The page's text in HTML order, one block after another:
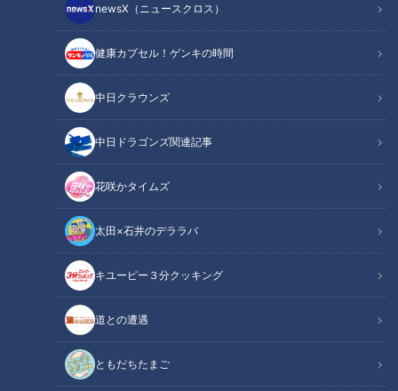
newsX（ニュースクロス）
健康カプセル！ゲンキの時間
中日クラウンズ
中日ドラゴンズ関連記事
花咲かタイムズ
太田×石井のデララバ
キユーピー３分クッキング
道との遭遇
ともだちたまご
記事に戻る
CBCテレビ：画像 『チャント！』
この記事の画像（全4枚）